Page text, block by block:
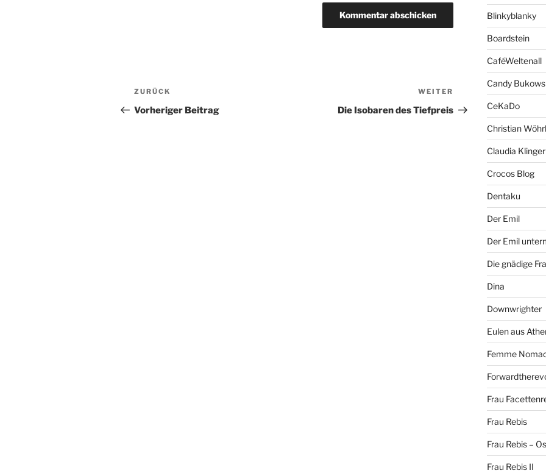
Beitragsnavigation
Vorheriger
Beitrag
ZURÜCK
Vorheriger Beitrag
Nächster
Beitrag
WEITER
Die Isobaren des Tiefpreis
Blinkyblanky
Boardstein
CaféWeltenall
Candy
CeKaDo
Christian Wöhrl
Claudia Klinger
Crocos Blog
Dentaku
Der Emil
Der Emil
Die gnädige
Dina
Downwrighter
Eulen aus
Femme
Frau
Frau Rebis
Frau Rebis –
Frau Rebis II